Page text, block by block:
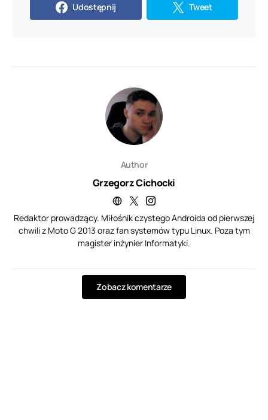
Udostępnij Tweet
Author
Grzegorz Cichocki
Redaktor prowadzący. Miłośnik czystego Androida od pierwszej
chwili z Moto G 2013 oraz fan systemów typu Linux. Poza tym
magister inżynier Informatyki.
Zobacz komentarze